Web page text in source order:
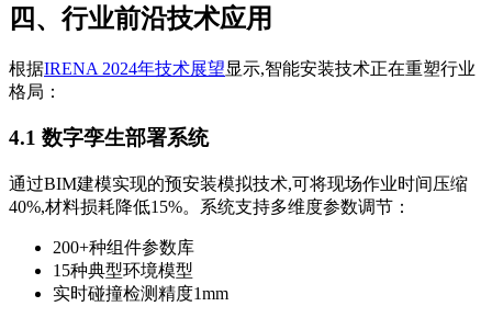
四、行业前沿技术应用
根据IRENA 2024年技术展望显示,智能安装技术正在重塑行业
格局：
4.1 数字孪生部署系统
通过BIM建模实现的预安装模拟技术,可将现场作业时间压缩
40%,材料损耗降低15%。系统支持多维度参数调节：
200+种组件参数库
15种典型环境模型
实时碰撞检测精度1mm